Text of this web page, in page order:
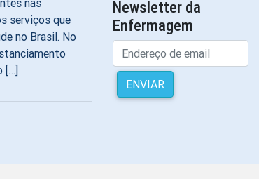
nas
serviços que
no Brasil. No
[…]
de
Newsletter da
Enfermagem
ENVIAR